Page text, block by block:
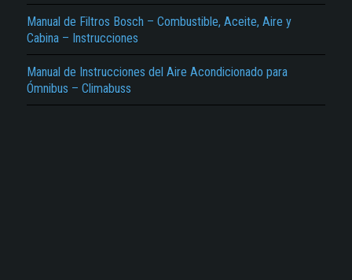
Manual de Filtros Bosch – Combustible, Aceite, Aire y
Cabina – Instrucciones
Manual de Instrucciones del Aire Acondicionado para
Ómnibus – Climabuss
Reportar otro tipo de error...